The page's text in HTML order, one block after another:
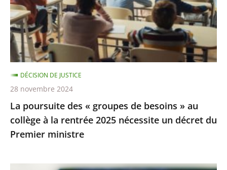
de
besoins
»
au
collège
à
la
rentrée
2025
nécessite
décret
La poursuite des « groupes de besoins » au
collège à la rentrée 2025 nécessite un décret du
Premier ministre
DÉCISION DE JUSTICE
28 novembre 2024